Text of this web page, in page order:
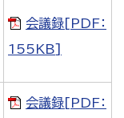
会議録[PDF：
155KB]
会議録[PDF：